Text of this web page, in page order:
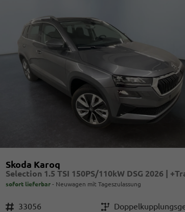
Skoda Karoq
sofort lieferbar Neuwagen mit Tageszulassung
Fahrzeugnr. 33056 Getriebe